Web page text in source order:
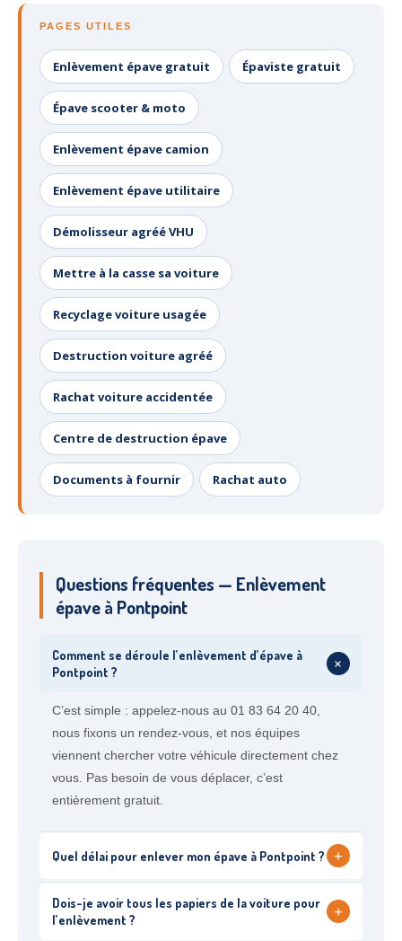
PAGES UTILES
Enlèvement épave gratuit Épaviste gratuit
Épave scooter & moto
Enlèvement épave camion
Enlèvement épave utilitaire
Démolisseur agréé VHU
Mettre à la casse sa voiture
Recyclage voiture usagée
Destruction voiture agréé
Rachat voiture accidentée
Centre de destruction épave
Documents à fournir Rachat auto
Questions fréquentes — Enlèvement
épave à Pontpoint
Comment se déroule l’enlèvement d’épave à
Pontpoint ?
+
C’est simple : appelez-nous au 01 83 64 20 40,
nous fixons un rendez-vous, et nos équipes
viennent chercher votre véhicule directement chez
vous. Pas besoin de vous déplacer, c’est
entièrement gratuit.
Quel délai pour enlever mon épave à Pontpoint ? +
Dois-je avoir tous les papiers de la voiture pour
l’enlèvement ?
+